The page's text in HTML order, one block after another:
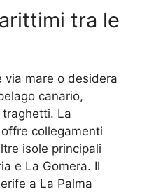
tra le
via mare o desidera
canario,
La
collegamenti
isole principali
e La Gomera. Il
a La Palma